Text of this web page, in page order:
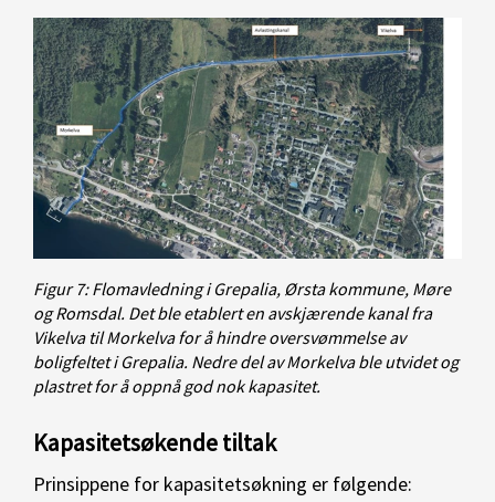
Figur 7: Flomavledning i Grepalia, Ørsta kommune, Møre
og Romsdal. Det ble etablert en avskjærende kanal fra
Vikelva til Morkelva for å hindre oversvømmelse av
boligfeltet i Grepalia. Nedre del av Morkelva ble utvidet og
plastret for å oppnå god nok kapasitet.
Kapasitetsøkende tiltak
Prinsippene for kapasitetsøkning er følgende: